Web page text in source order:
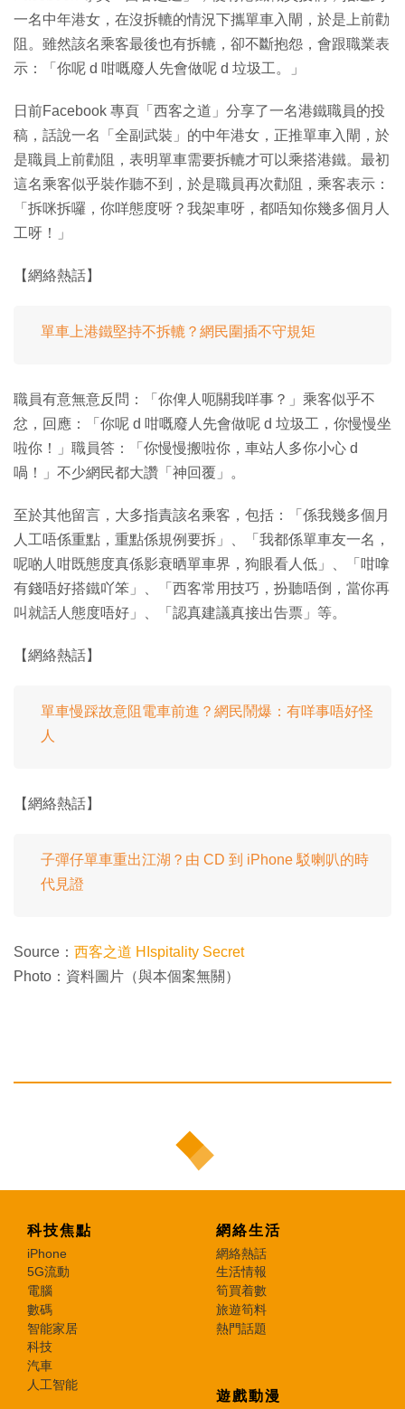
一名中年港女，在沒拆轆的情況下攜單車入閘，於是上前勸
阻。雖然該名乘客最後也有拆轆，卻不斷抱怨，會跟職業表
示：「你呢 d 咁嘅廢人先會做呢 d 垃圾工。」
日前Facebook 專頁「西客之道」分享了一名港鐵職員的投
稿，話說一名「全副武裝」的中年港女，正推單車入閘，於
是職員上前勸阻，表明單車需要拆轆才可以乘搭港鐵。最初
這名乘客似乎裝作聽不到，於是職員再次勸阻，乘客表示：
「拆咪拆囉，你咩態度呀？我架車呀，都唔知你幾多個月人
工呀！」
【網絡熱話】
單車上港鐵堅持不拆轆？網民圍插不守規矩
職員有意無意反問：「你俾人呃關我咩事？」乘客似乎不
忿，回應：「你呢 d 咁嘅廢人先會做呢 d 垃圾工，你慢慢坐
啦你！」職員答：「你慢慢搬啦你，車站人多你小心 d
喎！」不少網民都大讚「神回覆」。
至於其他留言，大多指責該名乘客，包括：「係我幾多個月
人工唔係重點，重點係規例要拆」、「我都係單車友一名，
呢啲人咁既態度真係影衰晒單車界，狗眼看人低」、「咁嗱
有錢唔好搭鐵吖笨」、「西客常用技巧，扮聽唔倒，當你再
叫就話人態度唔好」、「認真建議真接出告票」等。
【網絡熱話】
單車慢踩故意阻電車前進？網民鬧爆：有咩事唔好怪
人
【網絡熱話】
子彈仔單車重出江湖？由 CD 到 iPhone 駁喇叭的時
代見證
Source： 西客之道 HIspitality Secret
Photo：資料圖片（與本個案無關）
科技焦點
iPhone
5G流動
電腦
數碼
智能家居
科技
汽車
人工智能
網絡生活
網絡熱話
生活情報
筍買着數
旅遊筍料
熱門話題
遊戲動漫